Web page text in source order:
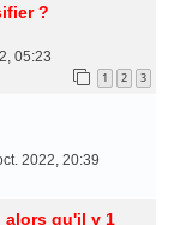
?
05:23
1 2 3
2022, 20:39
alors qu'il y 1